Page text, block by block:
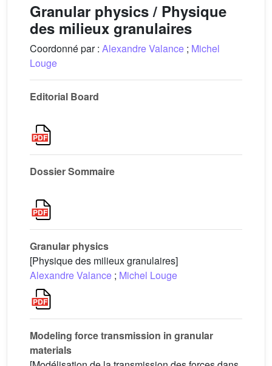
Granular physics / Physique
des milieux granulaires
Coordonné par : Alexandre Valance ; Michel
Louge
Editorial Board
Dossier Sommaire
Granular physics
[Physique des milieux granulaires]
Alexandre Valance ; Michel Louge
Modeling force transmission in granular
materials